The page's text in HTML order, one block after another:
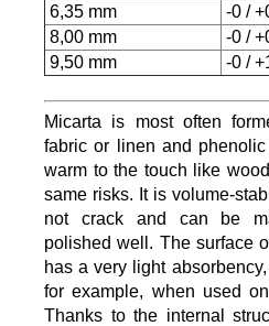
6,35 mm
-0 /
8,00 mm
-0 /
9,50 mm
-0 /
Micarta is most often
fabric or linen and
warm to the touch like
same risks. It is volume-
not crack and can be
polished well. The surface
has a very light
for example, when used
Thanks to the internal